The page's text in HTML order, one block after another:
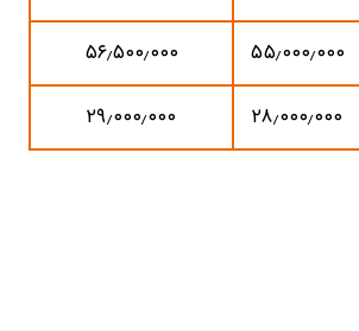
۵۵٫۰۰۰٫۰۰۰
۵۶٫۵۰۰٫۰۰۰
۲۸٫۰۰۰٫۰۰۰ ۲۹٫۰۰۰٫۰۰۰